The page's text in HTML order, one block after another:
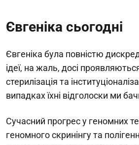
Євгеніка сьогодні
Євгеніка була повністю
ідеї, на жаль, досі
стерилізація та
випадках їхні відголоски ми
Сучасний прогрес у геномних
геномного скринінгу та